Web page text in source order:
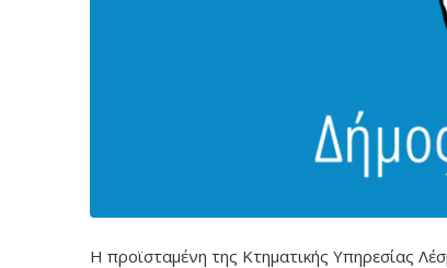
Η προϊσταμένη της Κτηματικής Υπηρεσίας